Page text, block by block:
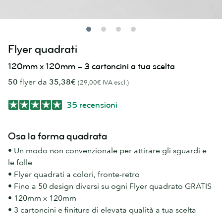
Flyer quadrati
120mm x 120mm – 3 cartoncini a tua scelta
50 flyer da 35,38€ (29,00€ IVA escl.)
35 recensioni
Osa la forma quadrata
• Un modo non convenzionale per attirare gli sguardi e
le folle
• Flyer quadrati a colori, fronte-retro
• Fino a 50 design diversi su ogni Flyer quadrato GRATIS
• 120mm x 120mm
• 3 cartoncini e finiture di elevata qualità a tua scelta